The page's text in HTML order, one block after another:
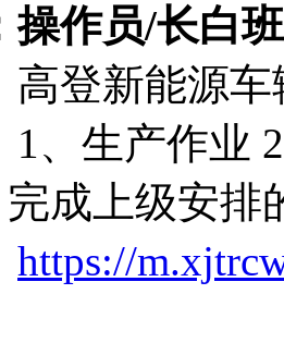
操作员/长白
高登新能源
1、生产作业
成上级安排
https://